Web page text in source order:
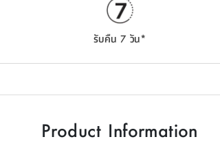
รับคืน 7 วัน*
Product Information